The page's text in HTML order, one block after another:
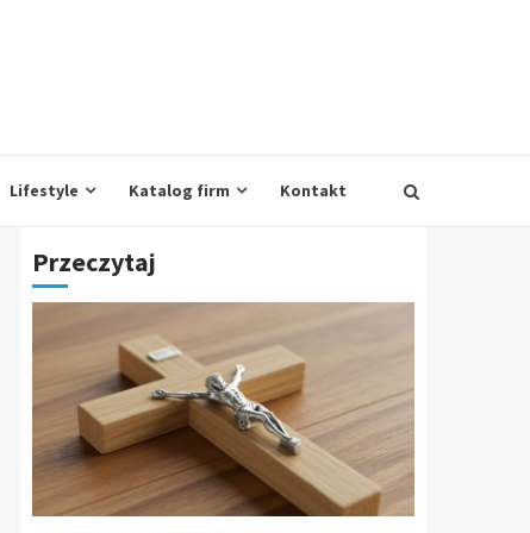
Lifestyle Katalog firm Kontakt
Przeczytaj